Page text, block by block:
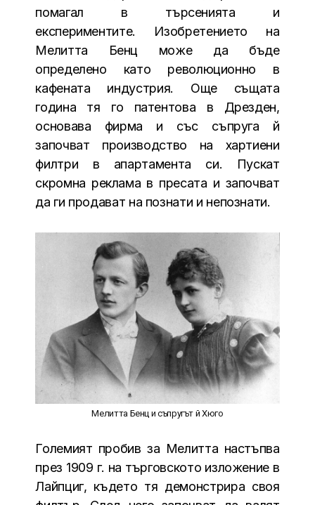
помагал в търсенията и
експериментите. Изобретението на
Мелитта Бенц може да бъде
определено като революционно в
кафената индустрия. Още същата
година тя го патентова в Дрезден,
основава фирма и със съпруга й
започват производство на хартиени
филтри в апартамента си. Пускат
скромна реклама в пресата и започват
да ги продават на познати и непознати.
Мелитта Бенц и съпругът й Хюго
Големият пробив за Мелитта настъпва
през 1909 г. на търговското изложение в
Лайпциг, където тя демонстрира своя